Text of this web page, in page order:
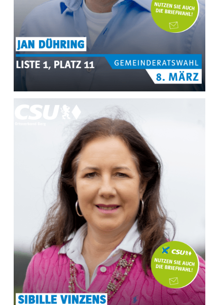
MEHR INFOS ZU
Jan Dühring